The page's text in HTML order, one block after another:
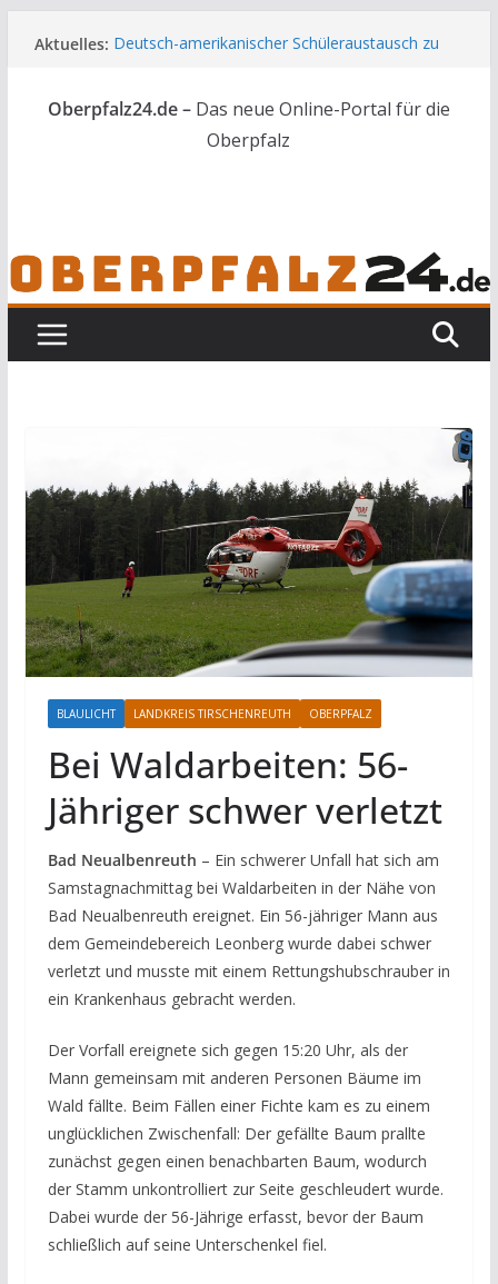
Inhalt
Aktuelles: Deutsch-amerikanischer Schüleraustausch zu
Unbekannte versuchen in Gebäude in Reuth
einzubrechen
Audi prallt gegen Brückengeländer in Weiden
Oberpfalz24.de – Das neue Online-Portal für die
Oberpfalz
BLAULICHT LANDKREIS TIRSCHENREUTH OBERPFALZ
Bei Waldarbeiten: 56-
Jähriger schwer verletzt
Bad Neualbenreuth – Ein schwerer Unfall hat sich am
Samstagnachmittag bei Waldarbeiten in der Nähe von
Bad Neualbenreuth ereignet. Ein 56-jähriger Mann aus
dem Gemeindebereich Leonberg wurde dabei schwer
verletzt und musste mit einem Rettungshubschrauber in
ein Krankenhaus gebracht werden.
Der Vorfall ereignete sich gegen 15:20 Uhr, als der
Mann gemeinsam mit anderen Personen Bäume im
Wald fällte. Beim Fällen einer Fichte kam es zu einem
unglücklichen Zwischenfall: Der gefällte Baum prallte
zunächst gegen einen benachbarten Baum, wodurch
der Stamm unkontrolliert zur Seite geschleudert wurde.
Dabei wurde der 56-Jährige erfasst, bevor der Baum
schließlich auf seine Unterschenkel fiel.